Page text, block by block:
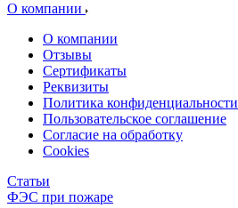
О компании
О компании
Отзывы
Сертификаты
Реквизиты
Политика конфиденциальности
Пользовательское соглашение
Согласие на обработку
Cookies
Статьи
ФЭС при пожаре